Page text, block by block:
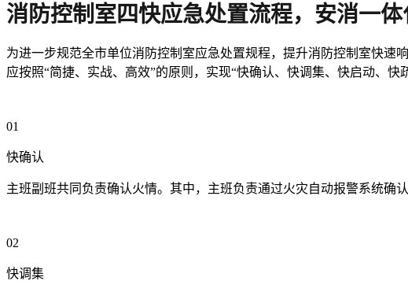
消防控制室四快应急处置流程，安消一
为进一步规范全市单位消防控制室应急处置规程，提升消防控制室快速
应按照“简捷、实战、高效”的原则，实现“快确认、快调集、快启动、快
01
快确认
主班副班共同负责确认火情。其中，主班负责通过火灾自动报警系统确
02
快调集